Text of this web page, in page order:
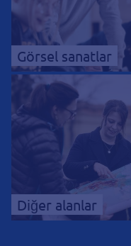
Görsel sanatlar
Diğer alanlar